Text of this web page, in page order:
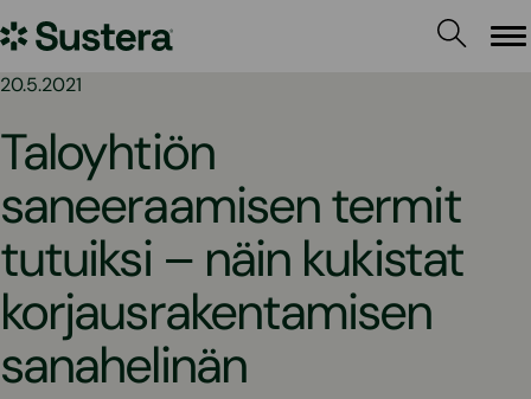
sisältöön
Sustera
20.5.2021
Taloyhtiön
saneeraamisen termit
tutuiksi – näin kukistat
korjausrakentamisen
sanahelinän